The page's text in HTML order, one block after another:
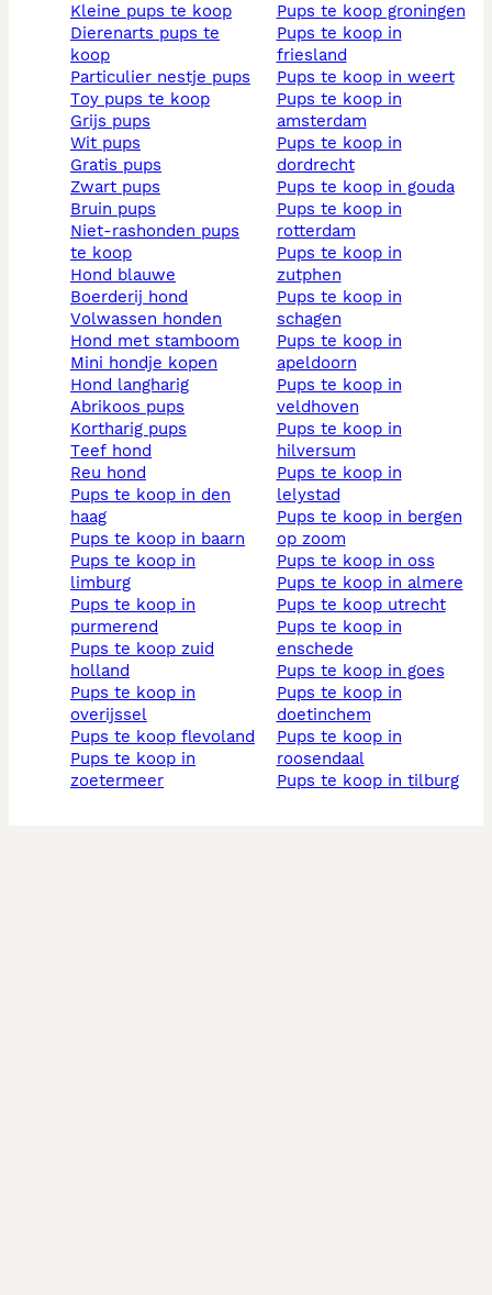
kleine pups te koop
dierenarts pups te
koop
particulier nestje pups
toy pups te koop
grijs pups
wit pups
gratis pups
zwart pups
bruin pups
niet-rashonden pups
te koop
hond blauwe
boerderij hond
volwassen honden
hond met stamboom
mini hondje kopen
hond langharig
abrikoos pups
kortharig pups
teef hond
reu hond
pups te koop in den
haag
pups te koop in baarn
pups te koop in
limburg
pups te koop in
purmerend
pups te koop zuid
holland
pups te koop in
overijssel
pups te koop flevoland
pups te koop in
zoetermeer
pups te koop groningen
pups te koop in
friesland
pups te koop in weert
pups te koop in
amsterdam
pups te koop in
dordrecht
pups te koop in gouda
pups te koop in
rotterdam
pups te koop in
zutphen
pups te koop in
schagen
pups te koop in
apeldoorn
pups te koop in
veldhoven
pups te koop in
hilversum
pups te koop in
lelystad
pups te koop in bergen
op zoom
pups te koop in oss
pups te koop in almere
pups te koop utrecht
pups te koop in
enschede
pups te koop in goes
pups te koop in
doetinchem
pups te koop in
roosendaal
pups te koop in tilburg